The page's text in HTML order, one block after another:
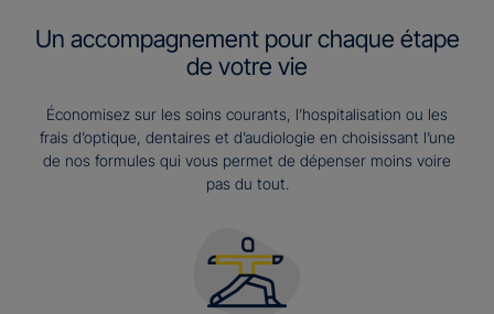
Un accompagnement pour chaque étape
de votre vie
Économisez sur les soins courants, l’hospitalisation ou les
frais d’optique, dentaires et d’audiologie en choisissant l’une
de nos formules qui vous permet de dépenser moins voire
pas du tout.